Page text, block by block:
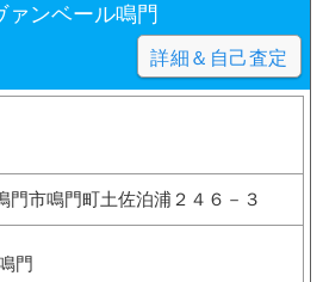
ァンベール鳴門
詳細＆自己査定
門市鳴門町土佐泊浦２４６－３
門